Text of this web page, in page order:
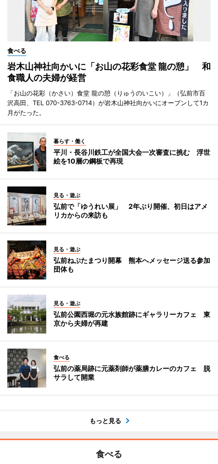
食べる
岩木山神社向かいに「お山の花彩食堂 龍の憩」 和
食職人の夫婦が経営
「お山の花彩（かさい）食堂 龍の憩（りゅうのいこい）」（弘前市百
沢高田、TEL 070-3763-0714）が岩木山神社向かいにオープンして1カ
月がたった。
暮らす・働く
平川・長谷川鉄工が全国大会一次審査に挑む 浮世
絵を10層の鋼板で再現
見る・遊ぶ
弘前で「ゆうれい展」 2年ぶり開催、初日はアメ
リカからの来訪も
見る・遊ぶ
弘前ねぷたまつり開幕 熊本へメッセージ送る参加
団体も
見る・遊ぶ
弘前公園西堀の元水族館跡にギャラリーカフェ 東
京から夫婦が再建
食べる
弘前の薬局跡に元薬剤師が薬膳カレーのカフェ 脱
サラして開業
もっと見る
食べる